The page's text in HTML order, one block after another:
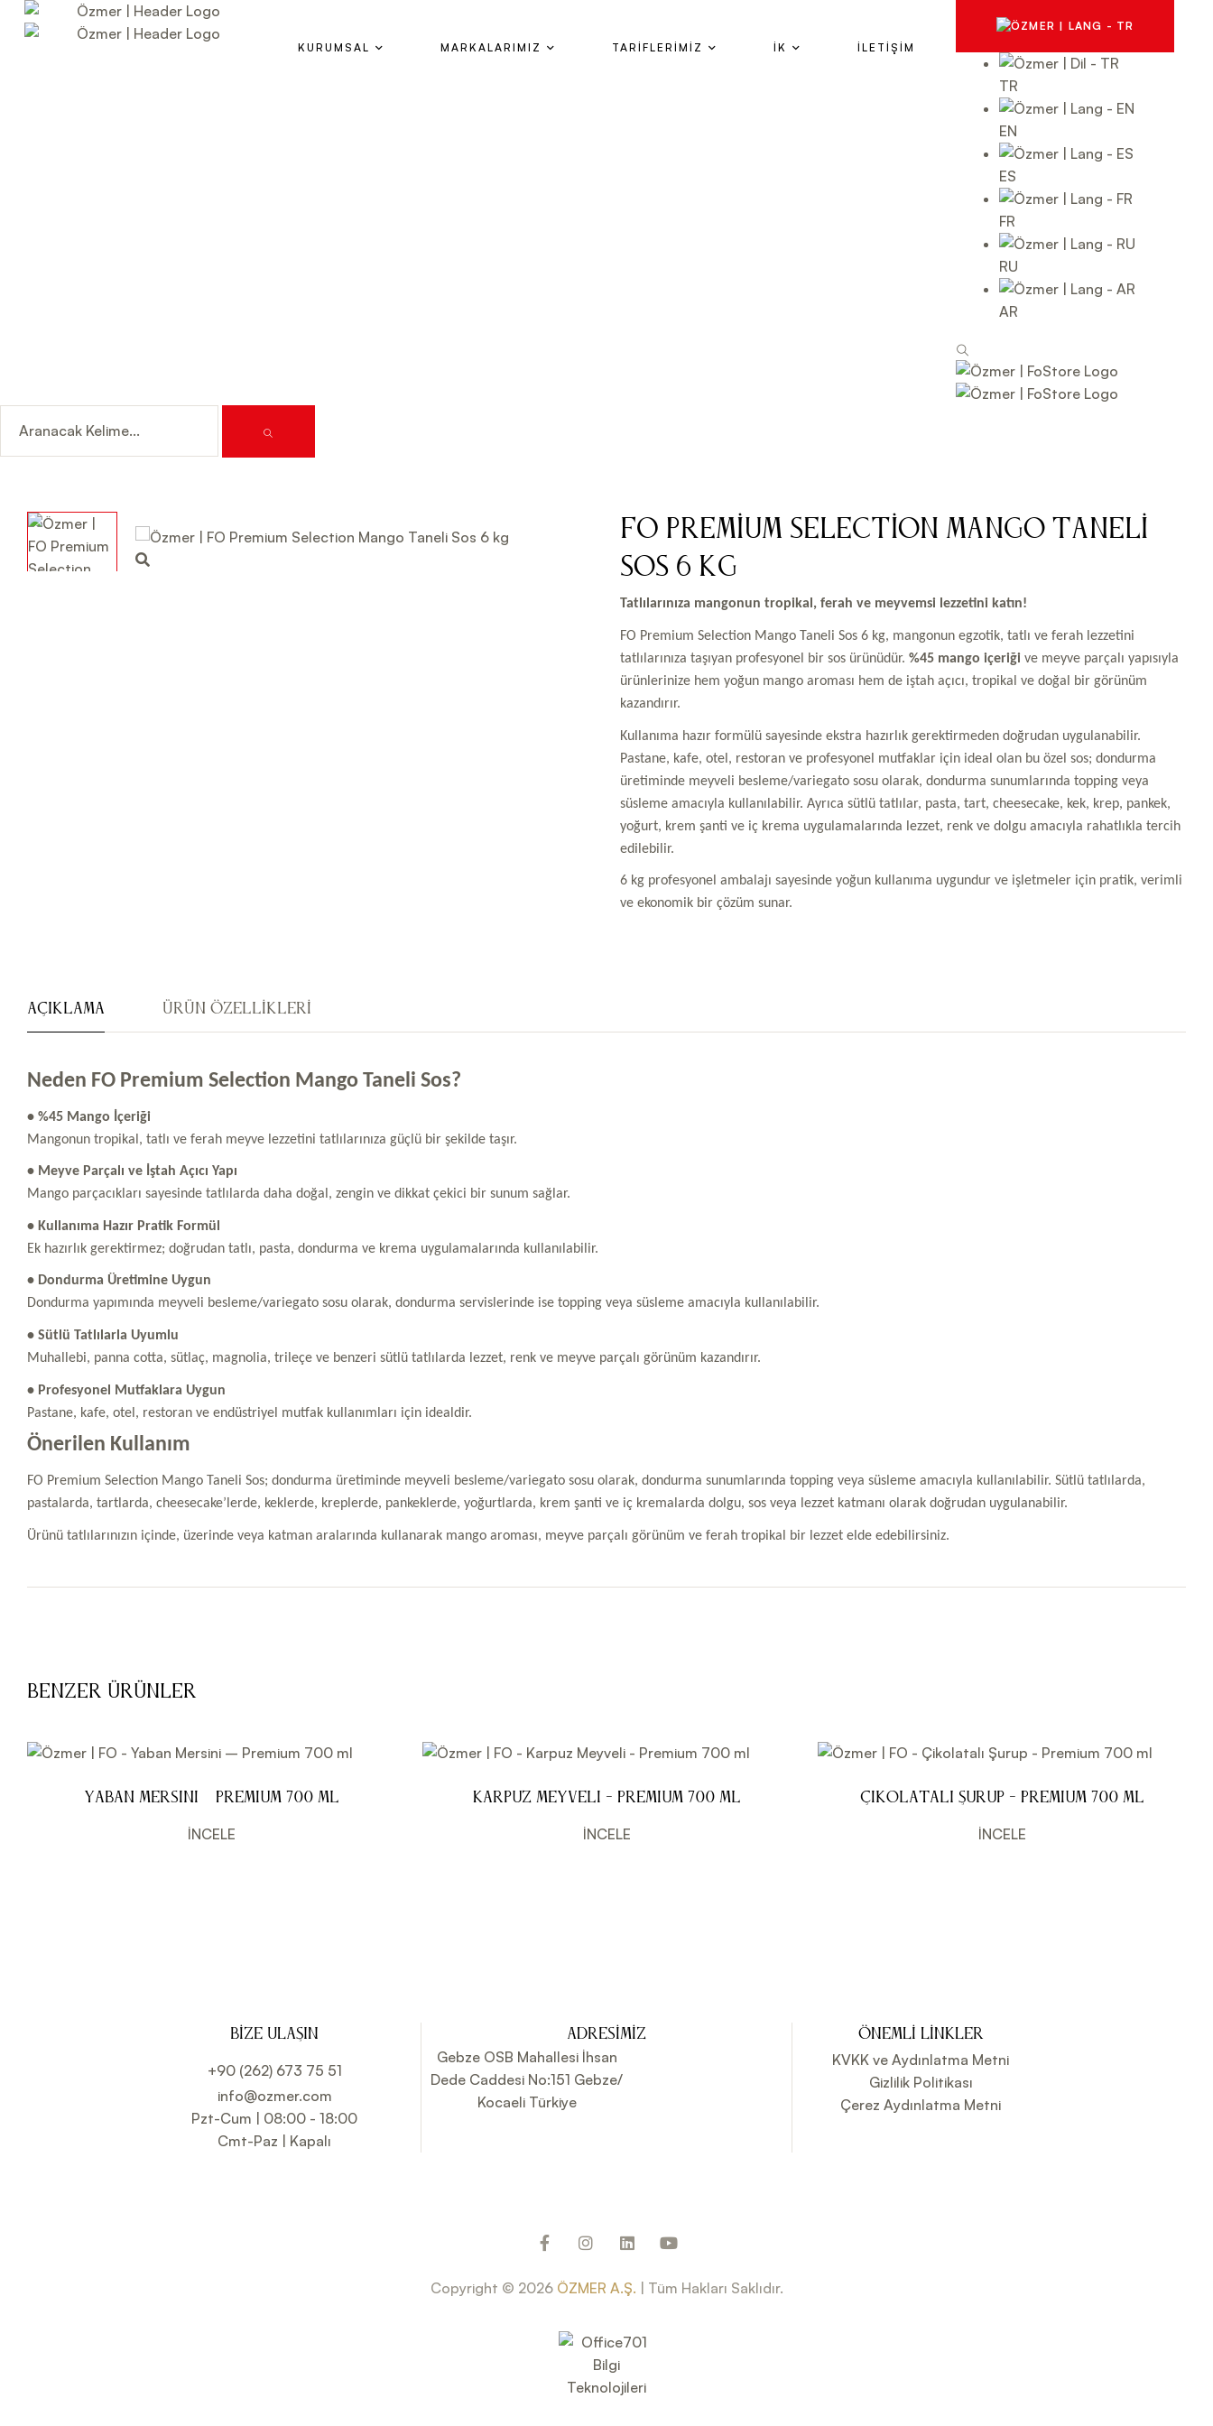
KURUMSAL MARKALARIMIZ TARİFLERİMİZ İK İLETİŞİM
TR
EN
ES
FR
RU
AR
FO Premium Selection Mango Taneli
Sos 6 kg
Tatlılarınıza mangonun tropikal, ferah ve meyvemsi lezzetini katın!
FO Premium Selection Mango Taneli Sos 6 kg, mangonun egzotik, tatlı ve ferah lezzetini
tatlılarınıza taşıyan profesyonel bir sos ürünüdür. %45 mango içeriği ve meyve parçalı yapısıyla
ürünlerinize hem yoğun mango aroması hem de iştah açıcı, tropikal ve doğal bir görünüm
kazandırır.
Kullanıma hazır formülü sayesinde ekstra hazırlık gerektirmeden doğrudan uygulanabilir.
Pastane, kafe, otel, restoran ve profesyonel mutfaklar için ideal olan bu özel sos; dondurma
üretiminde meyveli besleme/variegato sosu olarak, dondurma sunumlarında topping veya
süsleme amacıyla kullanılabilir. Ayrıca sütlü tatlılar, pasta, tart, cheesecake, kek, krep, pankek,
yoğurt, krem şanti ve iç krema uygulamalarında lezzet, renk ve dolgu amacıyla rahatlıkla tercih
edilebilir.
6 kg profesyonel ambalajı sayesinde yoğun kullanıma uygundur ve işletmeler için pratik, verimli
ve ekonomik bir çözüm sunar.
Açıklama Ürün Özellikleri
Neden FO Premium Selection Mango Taneli Sos?
• %45 Mango İçeriği
Mangonun tropikal, tatlı ve ferah meyve lezzetini tatlılarınıza güçlü bir şekilde taşır.
• Meyve Parçalı ve İştah Açıcı Yapı
Mango parçacıkları sayesinde tatlılarda daha doğal, zengin ve dikkat çekici bir sunum sağlar.
• Kullanıma Hazır Pratik Formül
Ek hazırlık gerektirmez; doğrudan tatlı, pasta, dondurma ve krema uygulamalarında kullanılabilir.
• Dondurma Üretimine Uygun
Dondurma yapımında meyveli besleme/variegato sosu olarak, dondurma servislerinde ise topping veya süsleme amacıyla kullanılabilir.
• Sütlü Tatlılarla Uyumlu
Muhallebi, panna cotta, sütlaç, magnolia, trileçe ve benzeri sütlü tatlılarda lezzet, renk ve meyve parçalı görünüm kazandırır.
• Profesyonel Mutfaklara Uygun
Pastane, kafe, otel, restoran ve endüstriyel mutfak kullanımları için idealdir.
Önerilen Kullanım
FO Premium Selection Mango Taneli Sos; dondurma üretiminde meyveli besleme/variegato sosu olarak, dondurma sunumlarında topping veya süsleme amacıyla kullanılabilir. Sütlü tatlılarda,
pastalarda, tartlarda, cheesecake’lerde, keklerde, kreplerde, pankeklerde, yoğurtlarda, krem şanti ve iç kremalarda dolgu, sos veya lezzet katmanı olarak doğrudan uygulanabilir.
Ürünü tatlılarınızın içinde, üzerinde veya katman aralarında kullanarak mango aroması, meyve parçalı görünüm ve ferah tropikal bir lezzet elde edebilirsiniz.
Benzer Ürünler
Yaban Mersini – Premium 700 ml
İNCELE
Karpuz Meyveli - Premium 700 ml
İNCELE
Çikolatalı Şurup - Premium 700 ml
İNCELE
BIZE ULAŞIN
+90 (262) 673 75 51
info@ozmer.com
Pzt-Cum | 08:00 - 18:00
Cmt-Paz | Kapalı
ADRESIMIZ
Gebze OSB Mahallesi İhsan
Dede Caddesi No:151 Gebze/
Kocaeli Türkiye
ÖNEMLI LINKLER
KVKK ve Aydınlatma Metni
Gizlilik Politikası
Çerez Aydınlatma Metni
Copyright © 2026 ÖZMER A.Ş. | Tüm Hakları Saklıdır.